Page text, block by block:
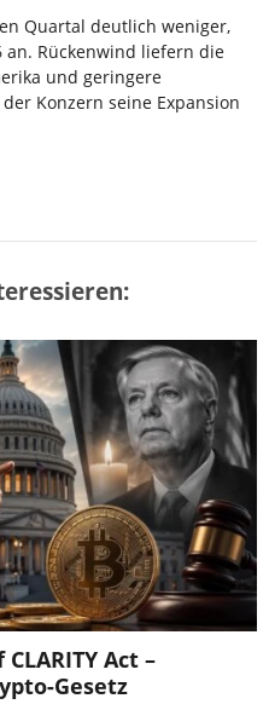
Quartal deutlich weniger,
an. Rückenwind liefern die
und geringere
Konzern seine Expansion
Act –
Gesetz